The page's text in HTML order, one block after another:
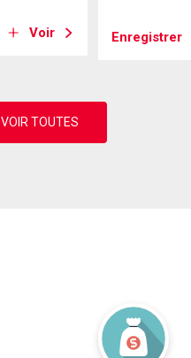
Voir Enregistrer